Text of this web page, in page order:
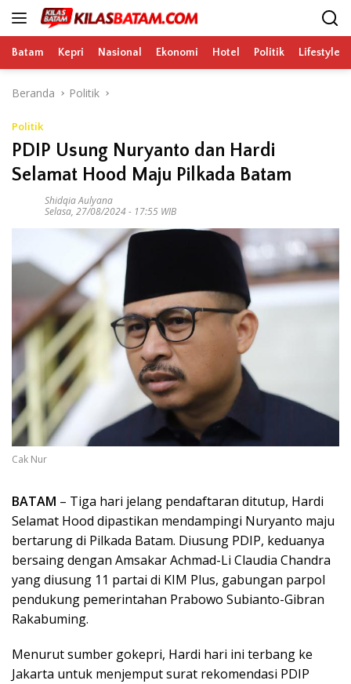
Langsung
Batam Kepri Nasional Ekonomi Hotel Politik Lifestyle
Beranda Politik
Politik
PDIP Usung Nuryanto dan Hardi
Selamat Hood Maju Pilkada Batam
Shidqia Aulyana
Selasa, 27/08/2024 - 17:55 WIB
Cak Nur
BATAM – Tiga hari jelang pendaftaran ditutup, Hardi
Selamat Hood dipastikan mendampingi Nuryanto maju
bertarung di Pilkada Batam. Diusung PDIP, keduanya
bersaing dengan Amsakar Achmad-Li Claudia Chandra
yang diusung 11 partai di KIM Plus, gabungan parpol
pendukung pemerintahan Prabowo Subianto-Gibran
Rakabuming.
Menurut sumber gokepri, Hardi hari ini terbang ke
Jakarta untuk menjemput surat rekomendasi PDIP